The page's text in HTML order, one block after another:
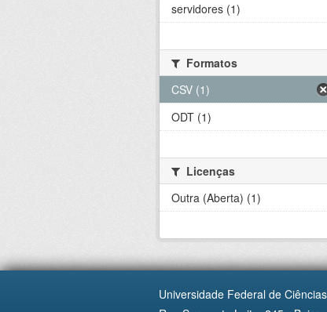
servidores (1)
Formatos
CSV (1)
ODT (1)
Licenças
Outra (Aberta) (1)
Universidade Federal de